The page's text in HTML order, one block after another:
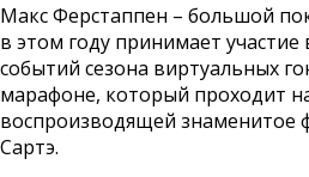
Макс Ферстаппен – большой
в этом году принимает
событий сезона виртуальных
марафоне, который проходит
воспроизводящей знаменитое
Сартэ.